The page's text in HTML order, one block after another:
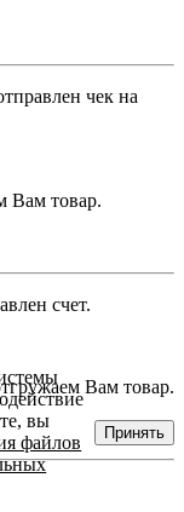
чек на
Вам товар.
счет.
Вам товар.
вы
файлов
Принять